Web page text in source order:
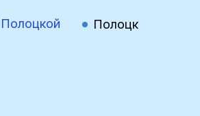
Полоцк